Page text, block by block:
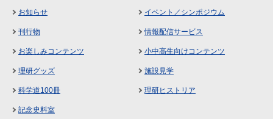
お知らせ イベント／シンポジウム
刊行物 情報配信サービス
お楽しみコンテンツ 小中高生向けコンテンツ
理研グッズ 施設見学
科学道100冊 理研ヒストリア
記念史料室